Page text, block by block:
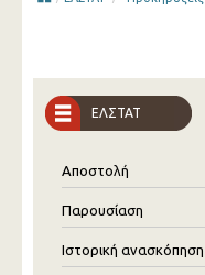
ΕΛΣΤΑΤ
Αποστολή
Παρουσίαση
Ιστορική ανασκόπηση